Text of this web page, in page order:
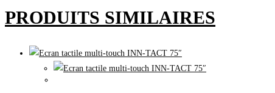
PRODUITS SIMILAIRES